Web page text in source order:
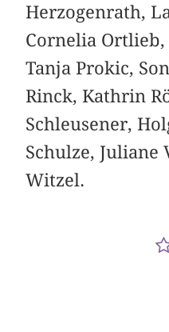
Herzogenrath,
Cornelia
Tanja Prokic,
Rinck, Kathrin
Schleusener,
Schulze, Juliane
Witzel.